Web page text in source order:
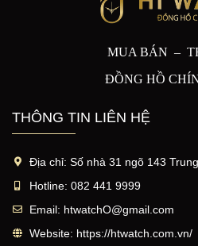
MUA BÁN –
ĐỒNG HỒ
THÔNG TIN LIÊN HỆ
Địa chỉ: Số nhà 31 ngõ 143
Hotline: 082 441 9999
Email: htwatchO@gmail.com
Website: https://htwatch.com.vn/